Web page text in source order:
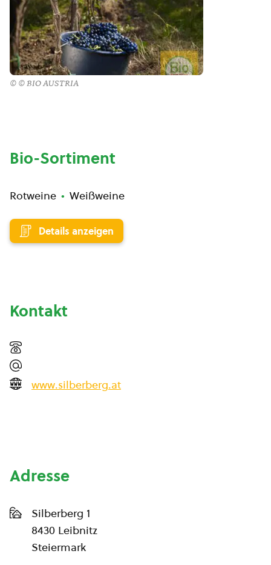
© © BIO AUSTRIA
Bio-Sortiment
Rotweine Weißweine
Details anzeigen
Kontakt
www.silberberg.at
Adresse
Silberberg 1
8430 Leibnitz
Steiermark